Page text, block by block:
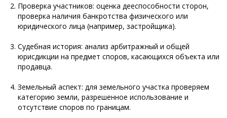
Проверка участников: оценка дееспособности сторон,
проверка наличия банкротства физического или
юридического лица (например, застройщика).
Судебная история: анализ арбитражный и общей
юрисдикции на предмет споров, касающихся объекта или
продавца.
Земельный аспект: для земельного участка проверяем
категорию земли, разрешенное использование и
отсутствие споров по границам.